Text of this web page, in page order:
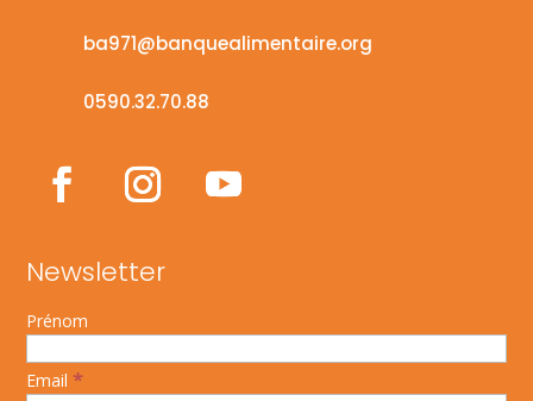
ba971@banquealimentaire.org
0590.32.70.88
Newsletter
Prénom
Email *